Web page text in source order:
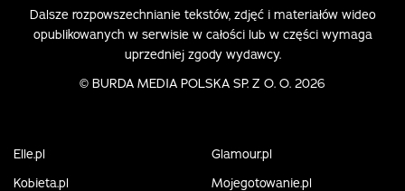
Dalsze rozpowszechnianie tekstów, zdjęć i materiałów wideo
opublikowanych w serwisie w całości lub w części wymaga
uprzedniej zgody wydawcy.
© BURDA MEDIA POLSKA SP. Z O. O. 2026
Elle.pl
Glamour.pl
Kobieta.pl
Mojegotowanie.pl